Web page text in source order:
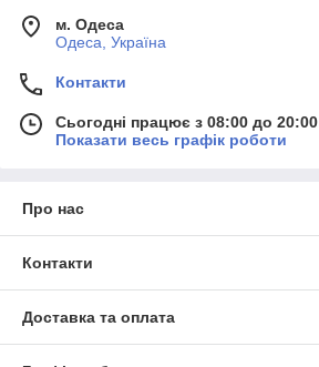
м. Одеса
Одеса, Україна
Контакти
Сьогодні працює з 08:00 до 20:00
Показати весь графік роботи
Про нас
Контакти
Доставка та оплата